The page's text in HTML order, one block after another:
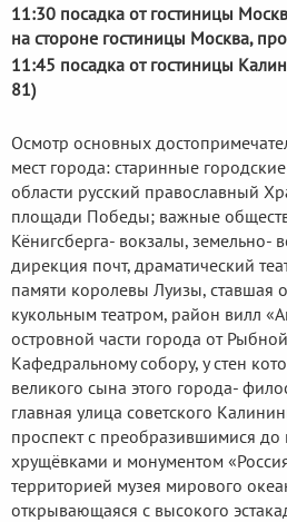
11:30 посадка от гостиницы
на стороне гостиницы Москва,
11:45 посадка от гостиницы
81)
Осмотр основных
мест города: старинные
области русский православный
площади Победы; важные
Кёнигсберга- вокзалы, земельно-
дирекция почт, драматический
памяти королевы Луизы, ставшая
кукольным театром, район вилл
островной части города от
Кафедральному собору, у стен
великого сына этого города-
главная улица советского
проспект с преобразившимися до
хрущёвками и монументом
территорией музея мирового
открывающаяся с высокого